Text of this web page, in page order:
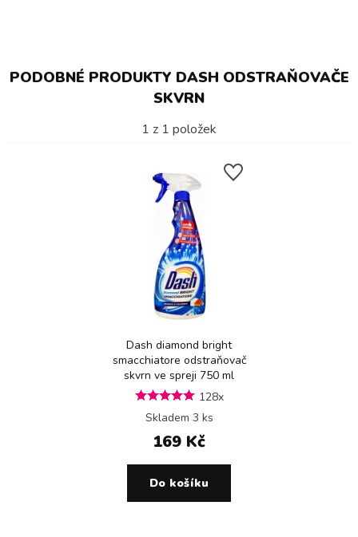
PODOBNÉ PRODUKTY DASH ODSTRAŇOVAČE
SKVRN
1 z 1 položek
Dash diamond bright
smacchiatore odstraňovač
skvrn ve spreji 750 ml
128x
Skladem 3 ks
169 Kč
Do košíku